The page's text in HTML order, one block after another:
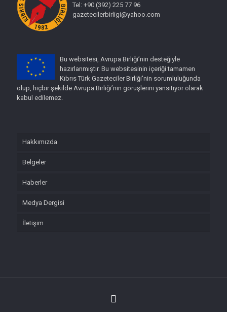
Tel: +90 (392) 225 77 96
gazetecilerbirligi@yahoo.com
Bu websitesi, Avrupa Birliği’nin desteğiyle
hazırlanmıştır. Bu websitesinin içeriği tamamen
Kıbrıs Türk Gazeteciler Birliği'nin sorumluluğunda
olup, hiçbir şekilde Avrupa Birliği’nin görüşlerini yansıtıyor olarak
kabul edilemez.
Hakkımızda
Belgeler
Haberler
Medya Dergisi
İletişim